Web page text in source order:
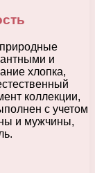
и
хлопка,
коллекции,
с учетом
и мужчины,